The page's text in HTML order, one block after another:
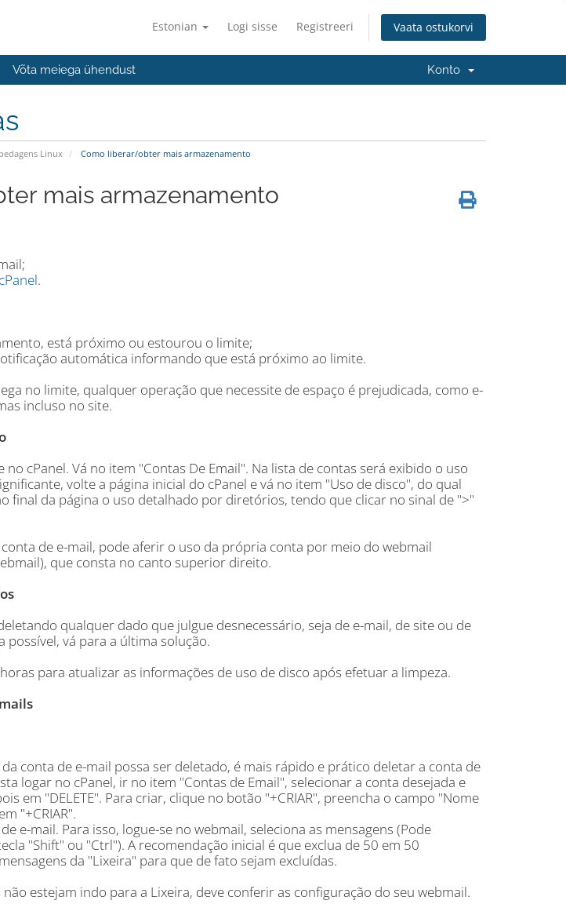
Estonian Logi sisse Registreeri Vaata ostukorvi
Võta meiega ühendust Konto
Linux Como liberar/obter mais armazenamento
mais armazenamento
cPanel.
está próximo ou estourou o limite;
automática informando que está próximo ao limite.
no limite, qualquer operação que necessite de espaço é prejudicada, como e-
incluso no site.
cPanel. Vá no item "Contas De Email". Na lista de contas será exibido o uso
volte a página inicial do cPanel e vá no item "Uso de disco", do qual
final da página o uso detalhado por diretórios, tendo que clicar no sinal de ">"
conta de e-mail, pode aferir o uso da própria conta por meio do webmail
que consta no canto superior direito.
qualquer dado que julgue desnecessário, seja de e-mail, de site ou de
possível, vá para a última solução.
para atualizar as informações de uso de disco após efetuar a limpeza.
conta de e-mail possa ser deletado, é mais rápido e prático deletar a conta de
logar no cPanel, ir no item "Contas de Email", selecionar a conta desejada e
em "DELETE". Para criar, clique no botão "+CRIAR", preencha o campo "Nome
"+CRIAR".
e-mail. Para isso, logue-se no webmail, seleciona as mensagens (Pode
"Shift" ou "Ctrl"). A recomendação inicial é que exclua de 50 em 50
da "Lixeira" para que de fato sejam excluídas.
estejam indo para a Lixeira, deve conferir as configuração do seu webmail.